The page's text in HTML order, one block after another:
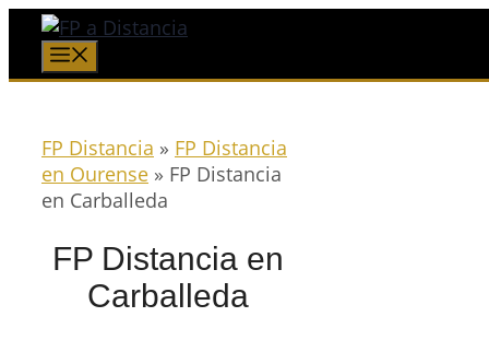
Saltar
contenido
FP Distancia » FP Distancia
en Ourense » FP Distancia
en Carballeda
FP Distancia en
Carballeda